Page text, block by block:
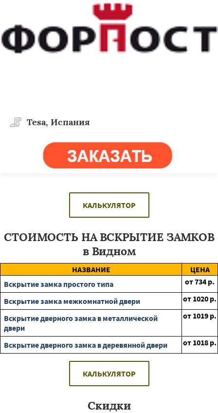
Tesa, Испания
КАЛЬКУЛЯТОР
СТОИМОСТЬ НА ВСКРЫТИЕ ЗАМКОВ
в Видном
НАЗВАНИЕ
ЦЕНА
Вскрытие замка простого типа
от734 р.
Вскрытие замка межкомнатной двери
от 1020 р.
Вскрытие дверного замка в металлической
двери
от 1019 р.
Вскрытие дверного замка в деревянной двери от 1018 р.
КАЛЬКУЛЯТОР
Скидки